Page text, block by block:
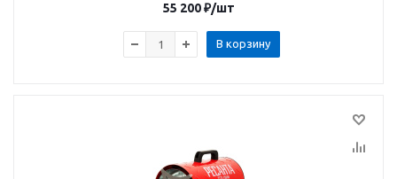
55 200₽/шт
В корзину